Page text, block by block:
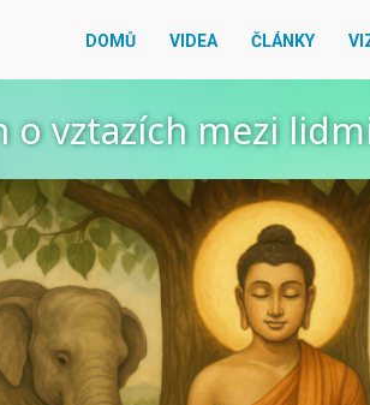
DOMŮ VIDEA ČLÁNKY
o vztazích mezi